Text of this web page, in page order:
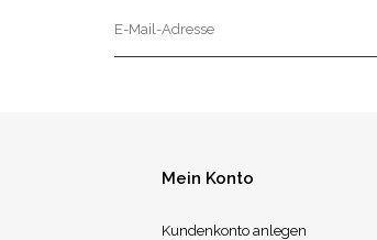
Mein Konto
Kundenkonto anlegen